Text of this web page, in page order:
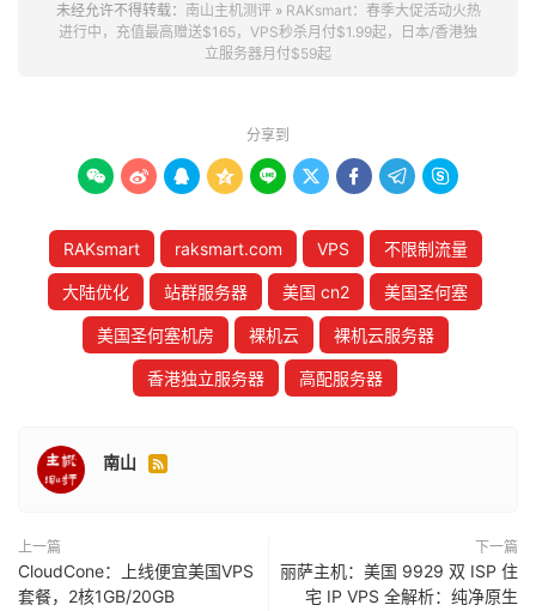
未经允许不得转载： 南山主机测评» RAKsmart：春季大促活动火热
进行中，充值最高赠送$165，VPS秒杀月付$1.99起，日本/香港独
立服务器月付$59起
分享到
        
RAKsmart raksmart.com VPS 不限制流量
大陆优化 站群服务器 美国 cn2 美国圣何塞
美国圣何塞机房 裸机云 裸机云服务器
香港独立服务器 高配服务器
南山 
上一篇
CloudCone：上线便宜美国VPS
套餐，2核1GB/20GB
下一篇
丽萨主机：美国 9929 双 ISP 住
宅 IP VPS 全解析：纯净原生